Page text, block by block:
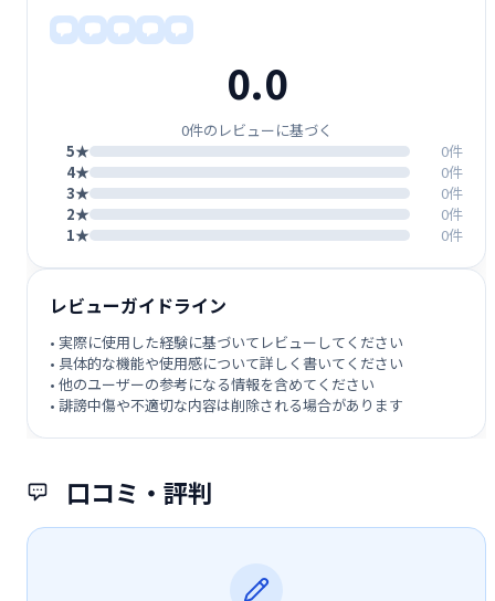
口コミ・評判
0.0
0件のレビューに基づく
5★
0件
4★
0件
3★
0件
2★
0件
1★
0件
レビューガイドライン
• 実際に使用した経験に基づいてレビューしてください
• 具体的な機能や使用感について詳しく書いてください
• 他のユーザーの参考になる情報を含めてください
• 誹謗中傷や不適切な内容は削除される場合があります